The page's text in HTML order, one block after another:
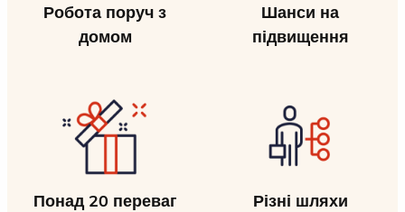
Робота поруч з
домом
Шанси на
підвищення
Понад 20 переваг
Різні шляхи